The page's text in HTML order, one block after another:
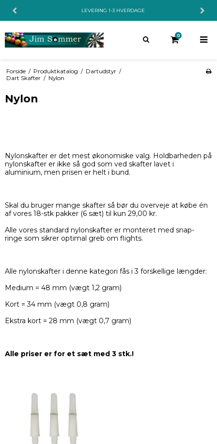
LEVERING 1-3 HVERDAGE
0
Forside / Produktkatalog / Dartudstyr /
Dart Skafter / Nylon
Nylon
Nylonskafter er det mest økonomiske valg. Holdbarheden på
nylonskafter er ikke så god som ved skafter lavet i
aluminium, men prisen er helt i bund.
Skal du bruger mange skafter så bør du overveje at købe én
af vores 18-stk pakker (6 sæt) til kun 29,00 kr.
Alle vores standard nylonskafter er monteret med snap-
ringe som sikrer optimal greb om flights.
Alle nylonskafter i denne kategori fås i 3 forskellige længder:
Medium = 48 mm (vægt 1,2 gram)
Kort = 34 mm (vægt 0,8 gram)
Ekstra kort = 28 mm (vægt 0,7 gram)
Alle priser er for et sæt med 3 stk.!